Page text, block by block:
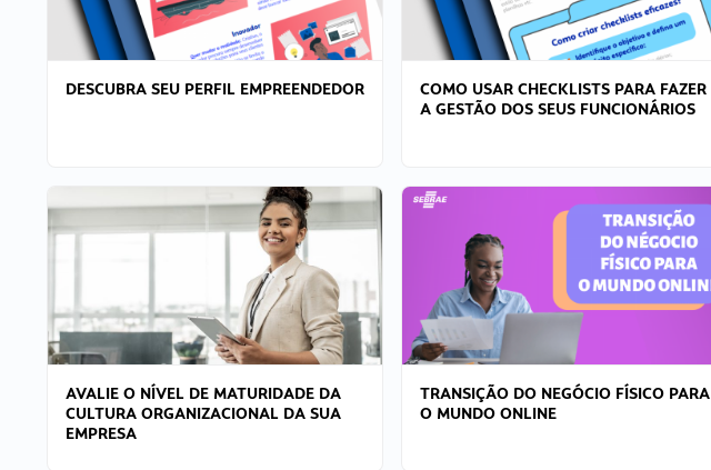
DESCUBRA SEU PERFIL EMPREENDEDOR
COMO USAR CHECKLISTS PARA FAZER
A GESTÃO DOS SEUS FUNCIONÁRIOS
AVALIE O NÍVEL DE MATURIDADE DA
CULTURA ORGANIZACIONAL DA SUA
EMPRESA
TRANSIÇÃO DO NEGÓCIO FÍSICO PARA
O MUNDO ONLINE